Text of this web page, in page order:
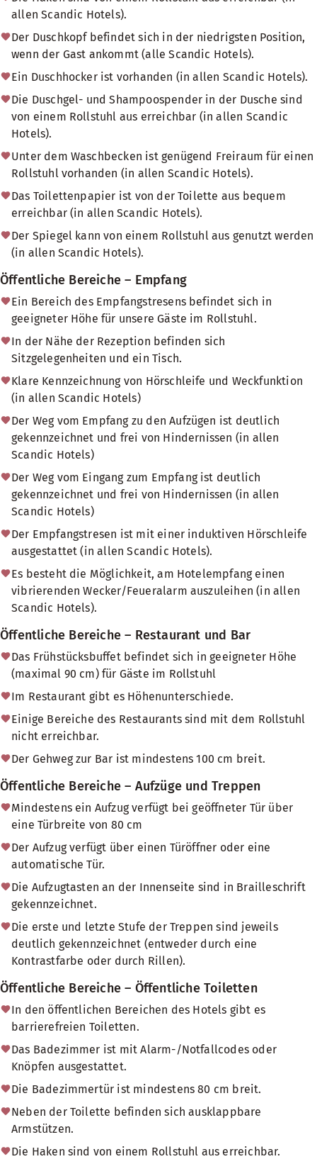
allen Scandic Hotels).
Der Duschkopf befindet sich in der niedrigsten Position,
wenn der Gast ankommt (alle Scandic Hotels).
Ein Duschhocker ist vorhanden (in allen Scandic Hotels).
Die Duschgel- und Shampoospender in der Dusche sind
von einem Rollstuhl aus erreichbar (in allen Scandic
Hotels).
Unter dem Waschbecken ist genügend Freiraum für einen
Rollstuhl vorhanden (in allen Scandic Hotels).
Das Toilettenpapier ist von der Toilette aus bequem
erreichbar (in allen Scandic Hotels).
Der Spiegel kann von einem Rollstuhl aus genutzt werden
(in allen Scandic Hotels).
Öffentliche Bereiche – Empfang
Ein Bereich des Empfangstresens befindet sich in
geeigneter Höhe für unsere Gäste im Rollstuhl.
In der Nähe der Rezeption befinden sich
Sitzgelegenheiten und ein Tisch.
Klare Kennzeichnung von Hörschleife und Weckfunktion
(in allen Scandic Hotels)
Der Weg vom Empfang zu den Aufzügen ist deutlich
gekennzeichnet und frei von Hindernissen (in allen
Scandic Hotels)
Der Weg vom Eingang zum Empfang ist deutlich
gekennzeichnet und frei von Hindernissen (in allen
Scandic Hotels)
Der Empfangstresen ist mit einer induktiven Hörschleife
ausgestattet (in allen Scandic Hotels).
Es besteht die Möglichkeit, am Hotelempfang einen
vibrierenden Wecker/Feueralarm auszuleihen (in allen
Scandic Hotels).
Öffentliche Bereiche – Restaurant und Bar
Das Frühstücksbuffet befindet sich in geeigneter Höhe
(maximal 90 cm) für Gäste im Rollstuhl
Im Restaurant gibt es Höhenunterschiede.
Einige Bereiche des Restaurants sind mit dem Rollstuhl
nicht erreichbar.
Der Gehweg zur Bar ist mindestens 100 cm breit.
Öffentliche Bereiche – Aufzüge und Treppen
Mindestens ein Aufzug verfügt bei geöffneter Tür über
eine Türbreite von 80 cm
Der Aufzug verfügt über einen Türöffner oder eine
automatische Tür.
Die Aufzugtasten an der Innenseite sind in Brailleschrift
gekennzeichnet.
Die erste und letzte Stufe der Treppen sind jeweils
deutlich gekennzeichnet (entweder durch eine
Kontrastfarbe oder durch Rillen).
Öffentliche Bereiche – Öffentliche Toiletten
In den öffentlichen Bereichen des Hotels gibt es
barrierefreien Toiletten.
Das Badezimmer ist mit Alarm-/Notfallcodes oder
Knöpfen ausgestattet.
Die Badezimmertür ist mindestens 80 cm breit.
Neben der Toilette befinden sich ausklappbare
Armstützen.
Die Haken sind von einem Rollstuhl aus erreichbar.